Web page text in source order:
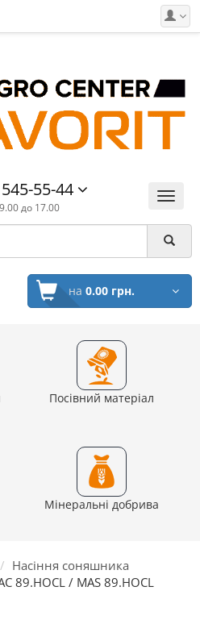
Меню
55-44
до 17.00
на 0.00 грн.
Посівний матеріал
Мінеральні добрива
Насіння соняшника
89.HOCL / MAS 89.HOCL